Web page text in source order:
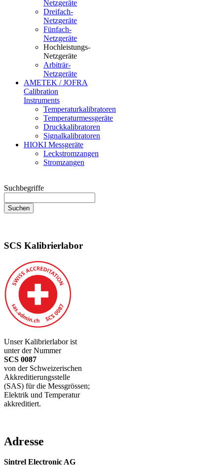
Netzgeräte
Dreifach-
Netzgeräte
Fünfach-
Netzgeräte
Hochleistungs-
Netzgeräte
Arbiträr-
Netzgeräte
AMETEK / JOFRA
Calibration
Instruments
Temperaturkalibratoren
Temperaturmessgeräte
Druckkalibratoren
Signalkalibratoren
HIOKI Messgeräte
Leckstromzangen
Stromzangen
Suchbegriffe
SCS Kalibrierlabor
Unser Kalibrierlabor ist
unter der Nummer
SCS 0087
von der Schweizerischen
Akkreditierungsstelle
(SAS) für die Messgrössen;
Elektrik und Temperatur
akkreditiert.
Adresse
Sintrel Electronic AG